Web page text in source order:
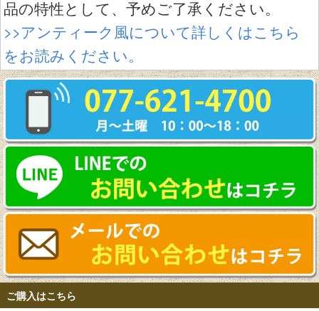
品の特性として、予めご了承ください。
>>アンティーク風について詳しくはこちら
をお読みください。
ご購入はこちら